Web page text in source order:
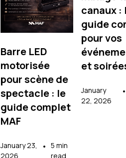
Barre LED
motorisée
pour scène de
spectacle : le
guide complet
MAF
January 23,
2026
• 5 min
read
canaux :
guide
pour vos
et
January
22, 2026